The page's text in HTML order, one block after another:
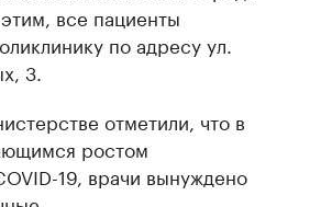
все пациенты
по адресу ул.
3.
отметили, что в
ростом
19, врачи вынуждено